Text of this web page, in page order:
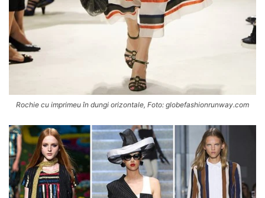
Rochie cu imprimeu în dungi orizontale, Foto: globefashionrunway.com